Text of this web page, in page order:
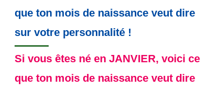
que ton mois de naissance veut dire
sur votre personnalité !
Si vous êtes né en JANVIER, voici ce
que ton mois de naissance veut dire